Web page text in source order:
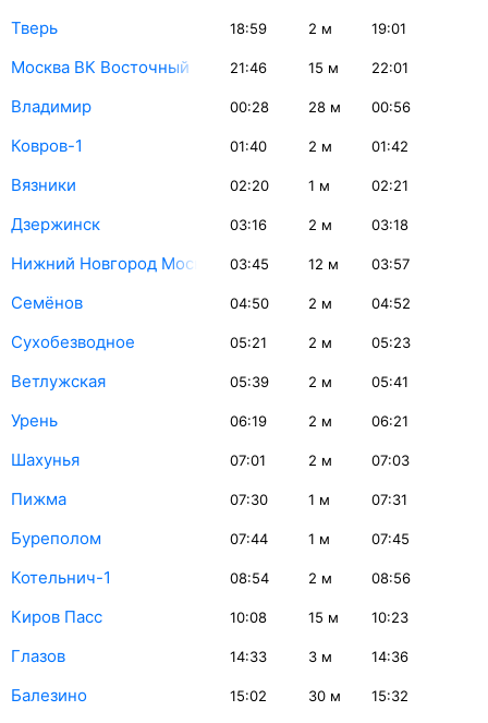
Тверь 18:59 2 м 19:01
Москва ВК Восточный 21:46 15 м 22:01
Владимир 00:28 28 м 00:56
Ковров-1 01:40 2 м 01:42
Вязники 02:20 1 м 02:21
Дзержинск 03:16 2 м 03:18
Нижний Новгород Моск. 03:45 12 м 03:57
Семёнов 04:50 2 м 04:52
Сухобезводное 05:21 2 м 05:23
Ветлужская 05:39 2 м 05:41
Урень 06:19 2 м 06:21
Шахунья 07:01 2 м 07:03
Пижма 07:30 1 м 07:31
Буреполом 07:44 1 м 07:45
Котельнич-1 08:54 2 м 08:56
Киров Пасс 10:08 15 м 10:23
Глазов 14:33 3 м 14:36
Балезино 15:02 30 м 15:32